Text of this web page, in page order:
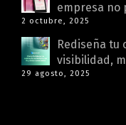
empresa no
2 octubre, 2025
Rediseña tu
visibilidad,
29 agosto, 2025